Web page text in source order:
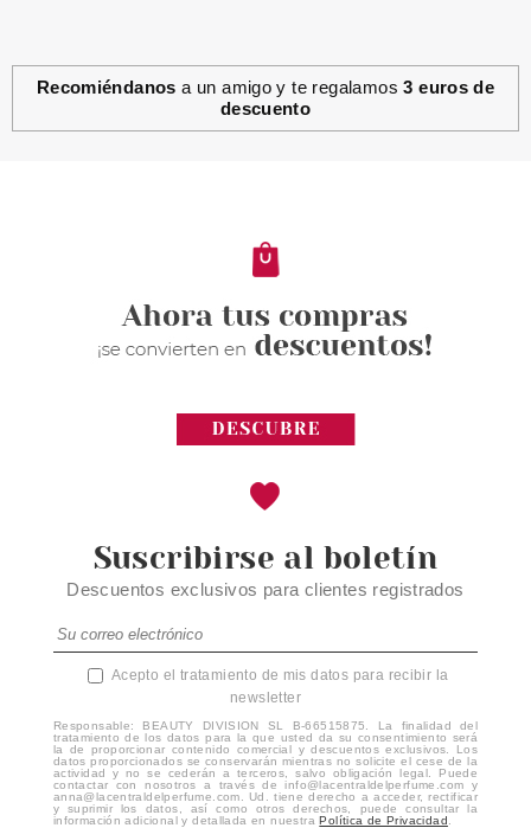
ESSENCE
2.50€
Recomiéndanos a un amigo y te regalamos3 euros de
descuento
Suscribirse al boletín
Descuentos exclusivos para clientes registrados
Acepto el tratamiento de mis datos para recibir la
newsletter
Responsable: BEAUTY DIVISION SL B-66515875. La finalidad del
tratamiento de los datos para la que usted da su consentimiento será
la de proporcionar contenido comercial y descuentos exclusivos. Los
datos proporcionados se conservarán mientras no solicite el cese de la
actividad y no se cederán a terceros, salvo obligación legal. Puede
contactar con nosotros a través de info@lacentraldelperfume.com y
anna@lacentraldelperfume.com. Ud. tiene derecho a acceder, rectificar
y suprimir los datos, así como otros derechos, puede consultar la
información adicional y detallada en nuestraPolítica de Privacidad